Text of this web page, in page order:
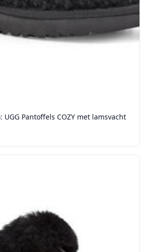
UGG Pantoffels COZY met lamsvacht